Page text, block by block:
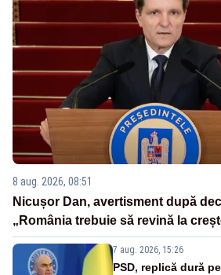
8 aug. 2026, 08:51
Nicușor Dan, avertisment după
„România trebuie să revină la
7 aug. 2026, 15:26
PSD, replică dură